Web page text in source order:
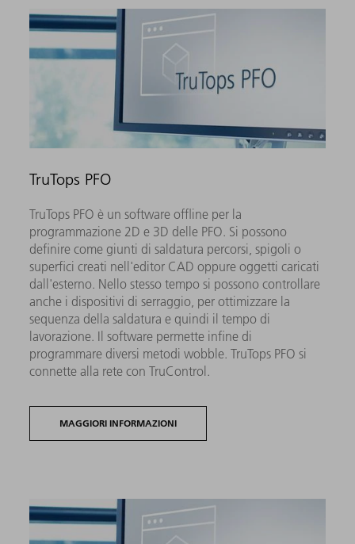
TruTops PFO
TruTops PFO è un software offline per la
programmazione 2D e 3D delle PFO. Si possono
definire come giunti di saldatura percorsi, spigoli o
superfici creati nell'editor CAD oppure oggetti caricati
dall'esterno. Nello stesso tempo si possono controllare
anche i dispositivi di serraggio, per ottimizzare la
sequenza della saldatura e quindi il tempo di
lavorazione. Il software permette infine di
programmare diversi metodi wobble. TruTops PFO si
connette alla rete con TruControl.
MAGGIORI INFORMAZIONI